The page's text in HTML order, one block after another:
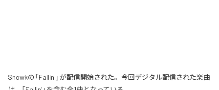
Snowkの「Fallin'」が配信開始された。今回デジタル配信された楽曲